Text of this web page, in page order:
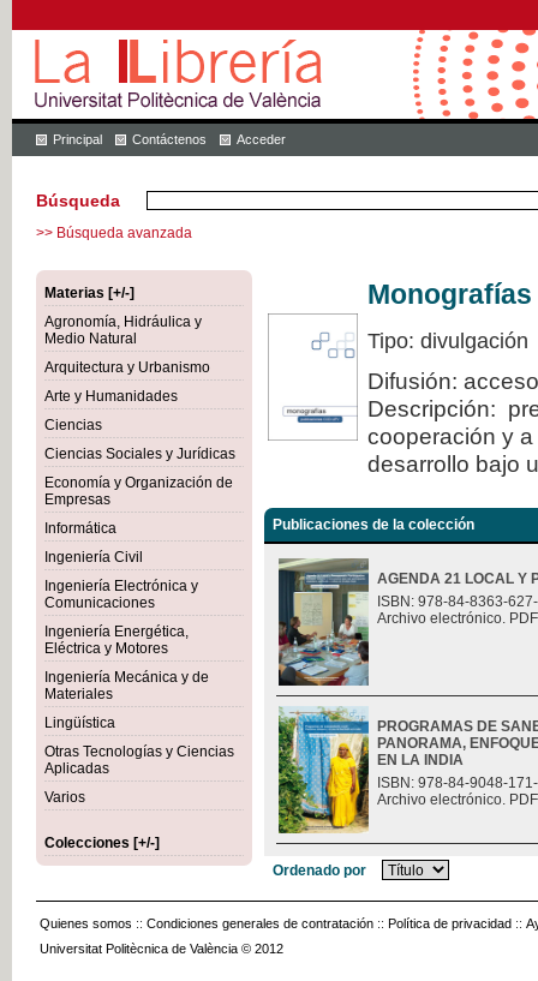
Principal Contáctenos Acceder
Búsqueda
>> Búsqueda avanzada
Materias [+/-]
Agronomía, Hidráulica y
Medio Natural
Arquitectura y Urbanismo
Arte y Humanidades
Ciencias
Ciencias Sociales y Jurídicas
Economía y Organización de
Empresas
Informática
Ingeniería Civil
Ingeniería Electrónica y
Comunicaciones
Ingeniería Energética,
Eléctrica y Motores
Ingeniería Mecánica y de
Materiales
Lingüística
Otras Tecnologías y Ciencias
Aplicadas
Varios
Colecciones [+/-]
Tipo: divulgación
Difusión:
Descripción:
cooperación y
desarrollo bajo
Publicaciones de la colección
AGENDA 21 LOCAL Y
ISBN: 978-84-8363-
Archivo electrónico.
PROGRAMAS DE
PANORAMA,
EN LA INDIA
ISBN: 978-84-9048-
Archivo electrónico.
Ordenado por
Quienes somos :: Condiciones generales de contratación :: Política de privacidad ::
Universitat Politècnica de València © 2012